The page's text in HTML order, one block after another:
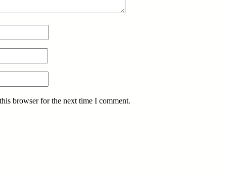
browser for the next time I comment.